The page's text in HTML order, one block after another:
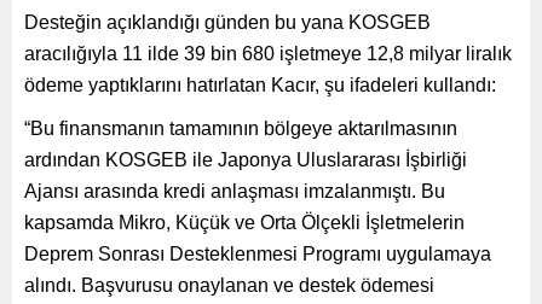
Desteğin açıklandığı günden bu yana KOSGEB
aracılığıyla 11 ilde 39 bin 680 işletmeye 12,8 milyar liralık
ödeme yaptıklarını hatırlatan Kacır, şu ifadeleri kullandı:
“Bu finansmanın tamamının bölgeye aktarılmasının
ardından KOSGEB ile Japonya Uluslararası İşbirliği
Ajansı arasında kredi anlaşması imzalanmıştı. Bu
kapsamda Mikro, Küçük ve Orta Ölçekli İşletmelerin
Deprem Sonrası Desteklenmesi Programı uygulamaya
alındı. Başvurusu onaylanan ve destek ödemesi